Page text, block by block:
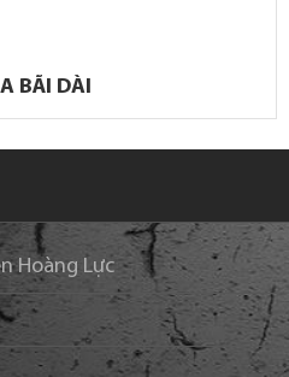
BÃI DÀI
Hoàng Lực